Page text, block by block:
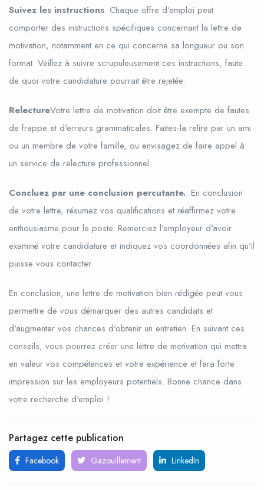
Suivez les instructions. Chaque offre d'emploi peut
comporter des instructions spécifiques concernant la lettre de
motivation, notamment en ce qui concerne sa longueur ou son
format. Veillez à suivre scrupuleusement ces instructions, faute
de quoi votre candidature pourrait être rejetée.
RelectureVotre lettre de motivation doit être exempte de fautes
de frappe et d'erreurs grammaticales. Faites-la relire par un ami
ou un membre de votre famille, ou envisagez de faire appel à
un service de relecture professionnel.
Concluez par une conclusion percutante.. En conclusion
de votre lettre, résumez vos qualifications et réaffirmez votre
enthousiasme pour le poste. Remerciez l'employeur d'avoir
examiné votre candidature et indiquez vos coordonnées afin qu'il
puisse vous contacter.
En conclusion, une lettre de motivation bien rédigée peut vous
permettre de vous démarquer des autres candidats et
d'augmenter vos chances d'obtenir un entretien. En suivant ces
conseils, vous pourrez créer une lettre de motivation qui mettra
en valeur vos compétences et votre expérience et fera forte
impression sur les employeurs potentiels. Bonne chance dans
votre recherche d'emploi !
Partagez cette publication
Facebook Gazouillement LinkedIn